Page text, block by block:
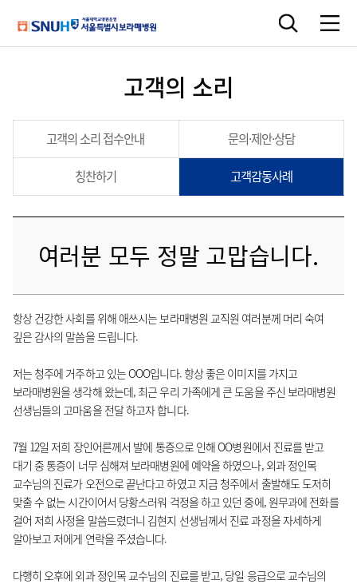
고객의 소리
고객의 소리 접수안내 문의·제안·상담
칭찬하기 고객감동사례
여러분 모두 정말 고맙습니다.
항상 건강한 사회를 위해 애쓰시는 보라매병원 교직원 여러분께 머리 숙여
깊은 감사의 말씀을 드립니다.
저는 청주에 거주하고 있는 OOO입니다. 항상 좋은 이미지를 가지고
보라매병원을 생각해 왔는데, 최근 우리 가족에게 큰 도움을 주신 보라매병원
선생님들의 고마움을 전달 하고자 합니다.
7월 12일 저희 장인어른께서 발에 통증으로 인해 OO병원에서 진료를 받고
대기 중 통증이 너무 심해져 보라매병원에 예약을 하였으나, 외과 정인목
교수님의 진료가 오전으로 끝난다고 하였고 지금 청주에서 출발해도 도저히
맞출 수 없는 시간이어서 당황스러워 걱정을 하고 있던 중에, 원무과에 전화를
걸어 저희 사정을 말씀드렸더니 김현지 선생님께서 진료 과정을 자세하게
알아보고 저에게 연락을 주셨습니다.
다행히 오후에 외과 정인목 교수님의 진료를 받고, 당일 응급으로 교수님의